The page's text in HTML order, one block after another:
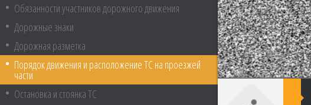
Обязанности участников дорожного движения
Дорожные знаки
Дорожная разметка
Порядок движения и расположение ТС на проезжей
части
Остановка и стоянка ТС